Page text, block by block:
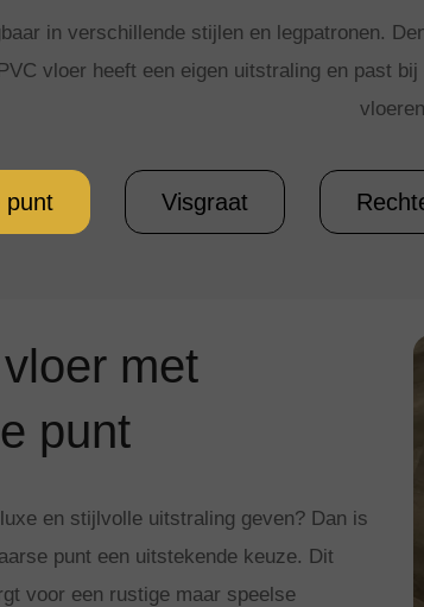
in verschillende stijlen en legpatronen.
vloer heeft een eigen uitstraling en past
punt Visgraat
met
punt
en stijlvolle uitstraling geven? Dan is
punt een uitstekende keuze. Dit
voor een rustige maar speelse